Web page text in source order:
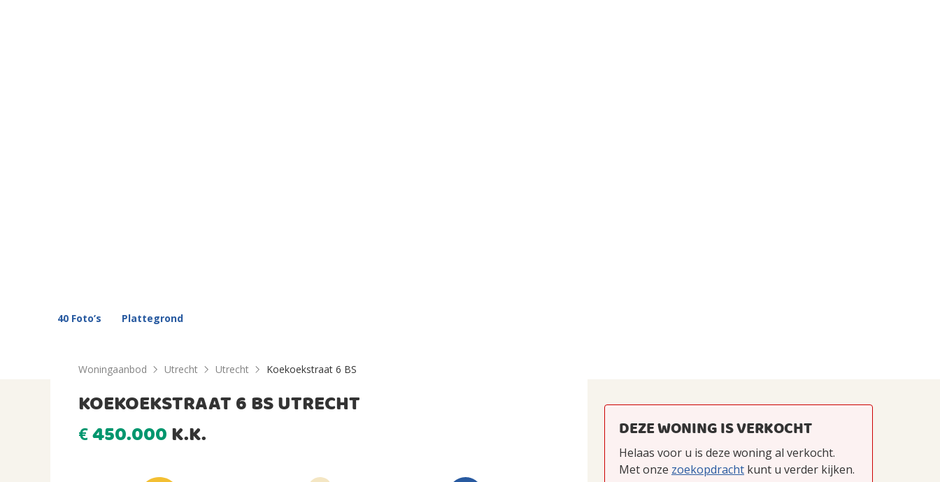
40 Foto’s Plattegrond
Woningaanbod Utrecht Utrecht Koekoekstraat 6 BS
KOEKOEKSTRAAT 6 BS UTRECHT
€450.000K.K. DEZE WONING IS VERKOCHT
Helaas voor u is deze woning al verkocht.
Met onze zoekopdracht kunt u verder kijken.